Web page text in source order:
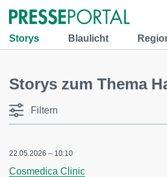
Storys Blaulicht
Storys zum Thema
Filtern
22.05.2026 – 10:10
Cosmedica Clinic